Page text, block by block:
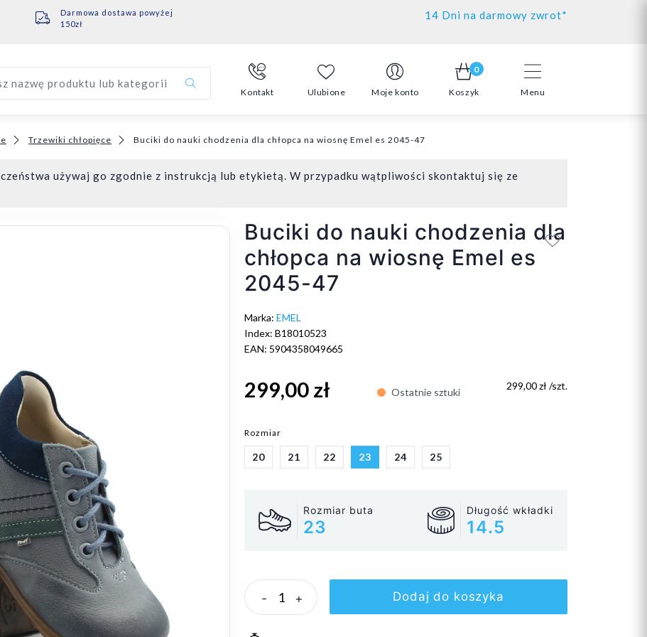
Darmowa dostawa powyżej
150zł
14 Dni na darmowy zwrot*
Menu
nazwę produktu lub kategorii
Kontakt Ulubione Moje konto
0
Koszyk
Trzewiki chłopięce Buciki do nauki chodzenia dla chłopca na wiosnę Emel es 2045-47
używaj go zgodnie z instrukcją lub etykietą. W przypadku wątpliwości skontaktuj się ze
Buciki do nauki chodzenia dla
chłopca na wiosnę Emel es
2045-47
Marka: EMEL
Index: B18010523
EAN: 5904358049665
299,00 zł Ostatnie sztuki
299,00 zł /szt.
Rozmiar
20 21 22 23 24 25
Rozmiar buta
23
Długość wkładki
14.5
- + Dodaj do koszyka